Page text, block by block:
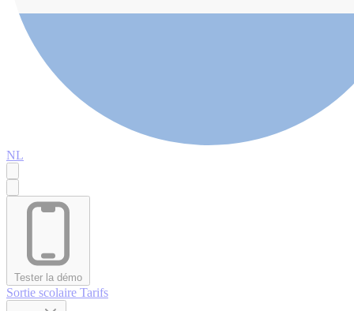
NL
Tester la démo
Sortie scolaire Tarifs